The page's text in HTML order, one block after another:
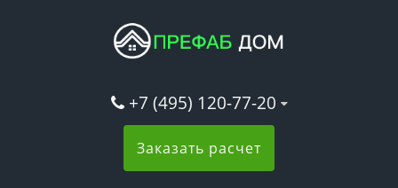
+7 (495) 120-77-20
Заказать расчет